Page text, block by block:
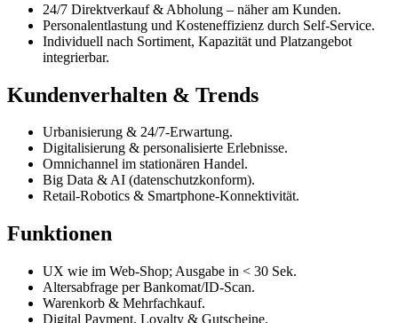
24/7 Direktverkauf & Abholung – näher am Kunden.
Personalentlastung und Kosteneffizienz durch Self-Service.
Individuell nach Sortiment, Kapazität und Platzangebot
integrierbar.
Kundenverhalten & Trends
Urbanisierung & 24/7-Erwartung.
Digitalisierung & personalisierte Erlebnisse.
Omnichannel im stationären Handel.
Big Data & AI (datenschutzkonform).
Retail-Robotics & Smartphone-Konnektivität.
Funktionen
UX wie im Web-Shop; Ausgabe in < 30 Sek.
Altersabfrage per Bankomat/ID-Scan.
Warenkorb & Mehrfachkauf.
Digital Payment, Loyalty & Gutscheine.